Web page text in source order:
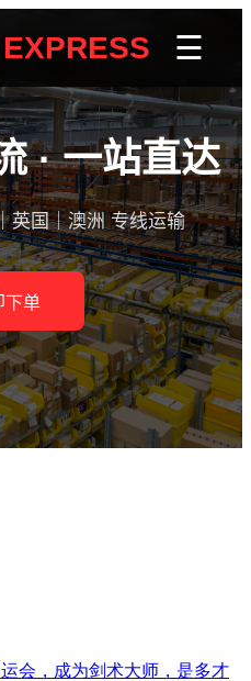
会，成为剑术大师，是多才